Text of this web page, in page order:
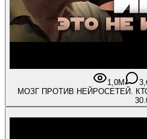
1,0M
МОЗГ ПРОТИВ НЕЙРОСЕТЕЙ. КТО